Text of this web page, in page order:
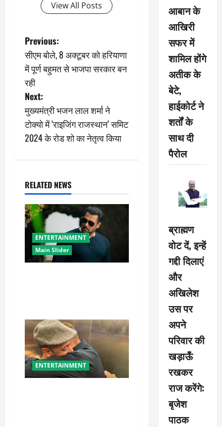
View All Posts
P
o
s
t
n
a
i
g
a
n
Previous:
सीएम बोले, 8 अक्टूबर को हरियाणा
में पूर्ण बहुमत से भाजपा सरकार बन
रही
Next:
मुख्यमंत्री भजन लाल शर्मा ने
टोक्यो में ‘राइजिंग राजस्थान’ समिट
2024 के रोड शो का नेतृत्व किया
RELATED NEWS
ENTERTAINMENT
Main Slider
ENTERTAINMENT
आबान के
आखिरी
सफर में
शामिल होंगे
अतीक के
बेटे,
हाईकोर्ट ने
शर्तों के
साथ दी
पैरोल
ब्राह्मण
वोट दें, इन्हें
गद्दी दिलाएं
और
अखिलेश
उस पर
अपने
परिवार की
खड़ाऊँ
रखकर
राज करेंगे:
बृजेश
पाठक